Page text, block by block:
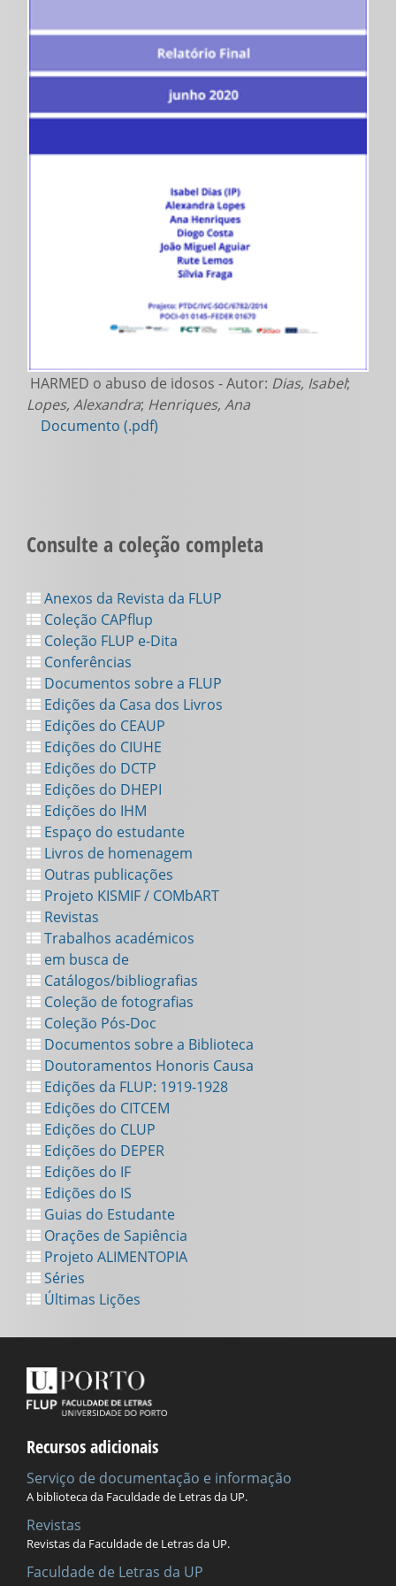
HARMED o abuso de idosos - Autor: Dias, Isabel;
Lopes, Alexandra; Henriques, Ana
Documento (.pdf)
Consulte a coleção completa
Anexos da Revista da FLUP
Coleção CAPflup
Coleção FLUP e-Dita
Conferências
Documentos sobre a FLUP
Edições da Casa dos Livros
Edições do CEAUP
Edições do CIUHE
Edições do DCTP
Edições do DHEPI
Edições do IHM
Espaço do estudante
Livros de homenagem
Outras publicações
Projeto KISMIF / COMbART
Revistas
Trabalhos académicos
em busca de
Catálogos/bibliografias
Coleção de fotografias
Coleção Pós-Doc
Documentos sobre a Biblioteca
Doutoramentos Honoris Causa
Edições da FLUP: 1919-1928
Edições do CITCEM
Edições do CLUP
Edições do DEPER
Edições do IF
Edições do IS
Guias do Estudante
Orações de Sapiência
Projeto ALIMENTOPIA
Séries
Últimas Lições
Recursos adicionais
Serviço de documentação e informação
A biblioteca da Faculdade de Letras da UP.
Revistas
Revistas da Faculdade de Letras da UP.
Faculdade de Letras da UP